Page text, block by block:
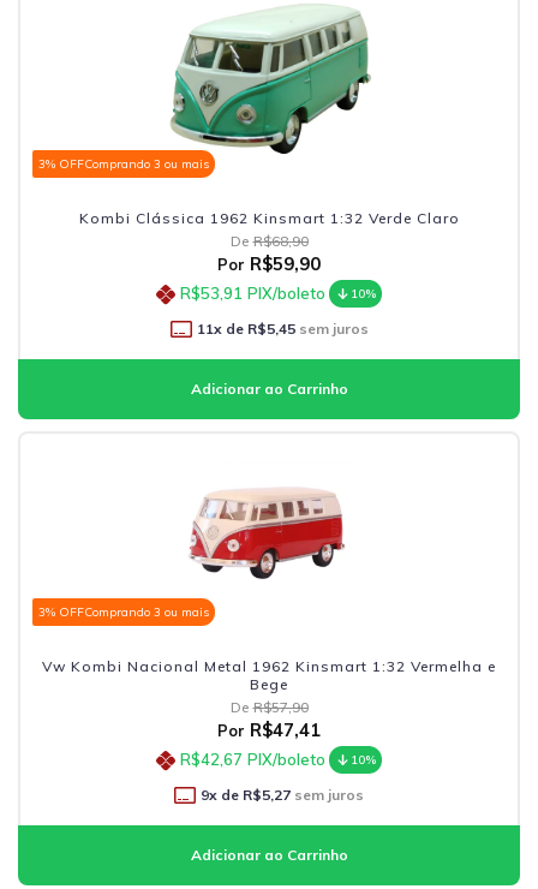
3% OFFComprando 3 ou mais
Kombi Clássica 1962 Kinsmart 1:32 Verde Claro
De R$68,90
Por R$59,90
R$53,91 PIX/boleto 10%
11x de R$5,45sem juros
3% OFFComprando 3 ou mais
Vw Kombi Nacional Metal 1962 Kinsmart 1:32 Vermelha e
Bege
De R$57,90
Por R$47,41
R$42,67 PIX/boleto 10%
9x de R$5,27 sem juros